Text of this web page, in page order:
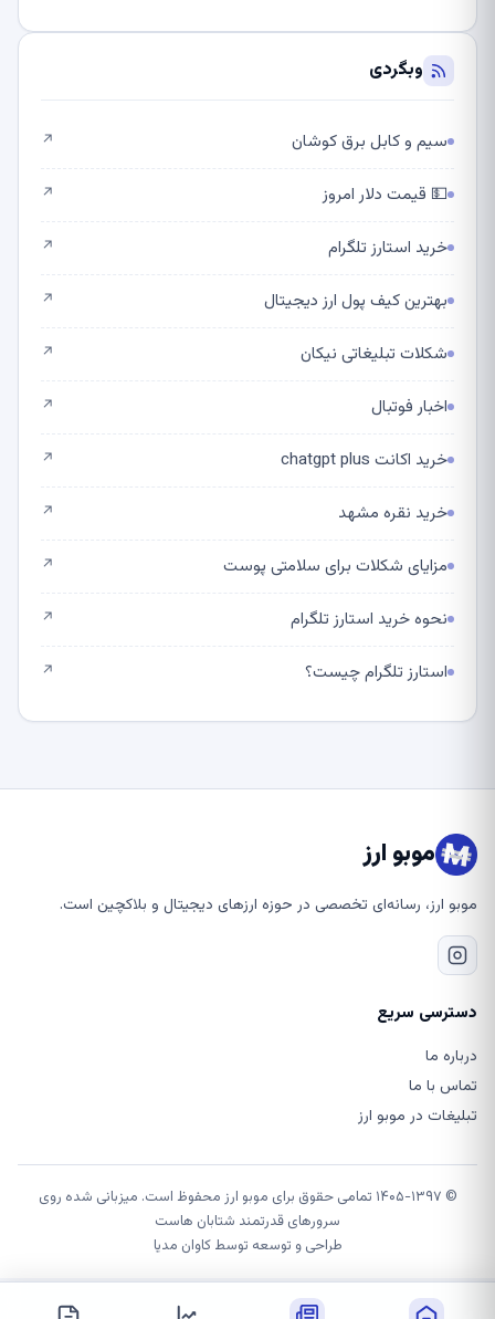
وبگردی
سیم و کابل برق کوشان ↗
💵 قیمت دلار امروز ↗
خرید استارز تلگرام ↗
بهترین کیف پول ارز دیجیتال ↗
شکلات تبلیغاتی نیکان ↗
اخبار فوتبال ↗
خرید اکانت chatgpt plus ↗
خرید نقره مشهد ↗
مزایای شکلات برای سلامتی پوست ↗
نحوه خرید استارز تلگرام ↗
استارز تلگرام چیست؟ ↗
موبو ارز
موبو ارز، رسانه‌ای تخصصی در حوزه ارزهای دیجیتال و بلاکچین است.
دسترسی سریع
درباره ما
تماس با ما
تبلیغات در موبو ارز
© ۱۴۰۵-۱۳۹۷ تمامی حقوق برای موبو ارز محفوظ است. میزبانی شده روی
سرورهای قدرتمند شتابان هاست
طراحی و توسعه توسطکاوان مدیا